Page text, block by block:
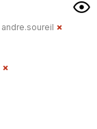
andre.soureil